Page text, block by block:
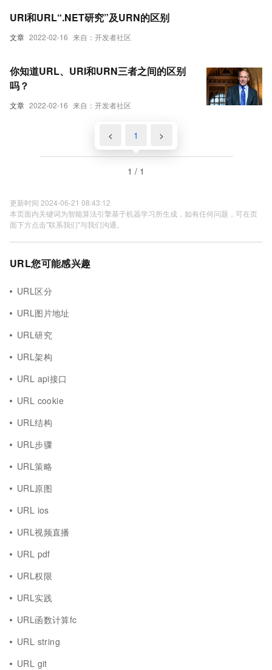
文章 2022-02-16 来自：开发者社区
URI和URL“.NET研究”及URN的区别
文章 2022-02-16 来自：开发者社区
你知道URL、URI和URN三者之间的区别
吗？
< 1 >
1 / 1
更新时间 2024-06-21 08:43:12
本页面内关键词为智能算法引擎基于机器学习所生成，如有任何问题，可在页
面下方点击"联系我们"与我们沟通。
URL您可能感兴趣
URL区分
URL图片地址
URL研究
URL架构
URL api接口
URL cookie
URL结构
URL步骤
URL策略
URL原图
URL ios
URL视频直播
URL pdf
URL权限
URL实践
URL函数计算fc
URL string
URL git